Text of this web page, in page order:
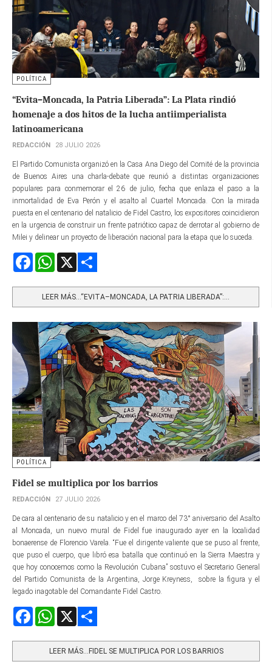
POLÍTICA
“Evita–Moncada, la Patria Liberada”: La Plata rindió
homenaje a dos hitos de la lucha antiimperialista
latinoamericana
REDACCIÓN 28 JULIO 2026
El Partido Comunista organizó en la Casa Ana Diego del Comité de la provincia
de Buenos Aires una charla-debate que reunió a distintas organizaciones
populares para conmemorar el 26 de julio, fecha que enlaza el paso a la
inmortalidad de Eva Perón y el asalto al Cuartel Moncada. Con la mirada
puesta en el centenario del natalicio de Fidel Castro, los expositores coincidieron
en la urgencia de construir un frente patriótico capaz de derrotar al gobierno de
Milei y delinear un proyecto de liberación nacional para la etapa que lo suceda.
FacebookWhatsApp
LEER MÁS…“EVITA–MONCADA, LA PATRIA LIBERADA”:...
POLÍTICA
Fidel se multiplica por los barrios
REDACCIÓN 27 JULIO 2026
De cara al centenario de su natalicio y en el marco del 73° aniversario del Asalto
al Moncada, un nuevo mural de Fidel fue inaugurado ayer en la localidad
bonaerense de Florencio Varela. “Fue el dirigente valiente que se puso al frente,
que puso el cuerpo, que libró esa batalla que continuó en la Sierra Maestra y
que hoy conocemos como la Revolución Cubana” sostuvo el Secretario General
del Partido Comunista de la Argentina, Jorge Kreyness, sobre la figura y el
legado inagotable del Comandante Fidel Castro.
FacebookWhatsApp
LEER MÁS…FIDEL SE MULTIPLICA POR LOS BARRIOS